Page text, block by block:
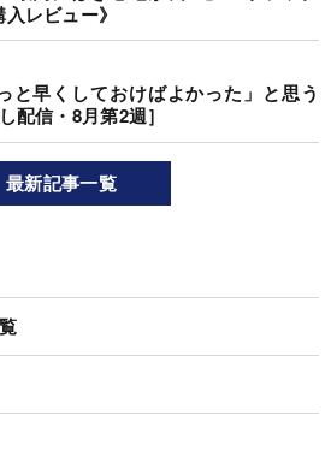
レビュー》
と早くしておけばよかった」と思う
配信・8月第2週］
最新記事一覧